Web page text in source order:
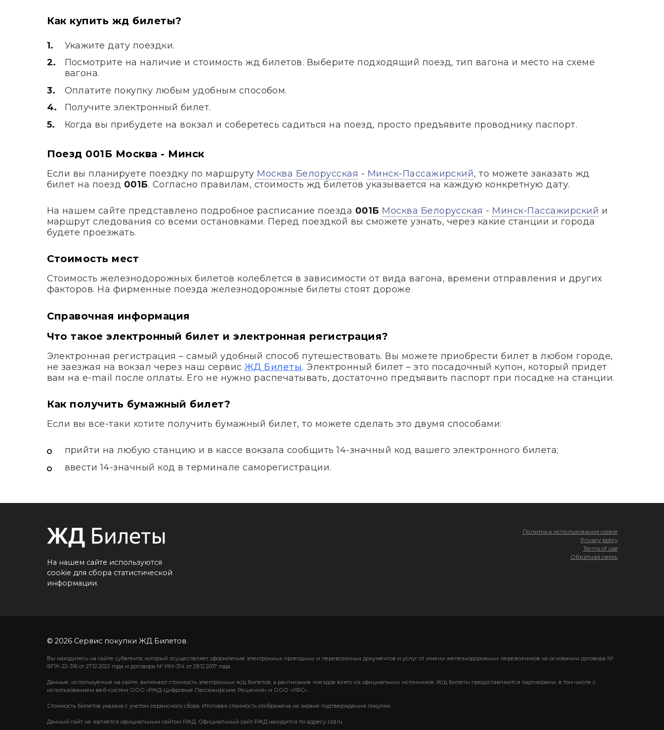
Как купить жд билеты?
Укажите дату поездки.
Посмотрите на наличие и стоимость жд билетов. Выберите подходящий поезд, тип вагона и место на схеме
вагона.
Оплатите покупку любым удобным способом.
Получите электронный билет.
Когда вы прибудете на вокзал и соберетесь садиться на поезд, просто предъявите проводнику паспорт.
Поезд 001Б Москва - Минск
Если вы планируете поездку по маршруту Москва Белорусская - Минск-Пассажирский, то можете заказать жд
билет на поезд 001Б. Согласно правилам, стоимость жд билетов указывается на каждую конкретную дату.
На нашем сайте представлено подробное расписание поезда 001Б Москва Белорусская - Минск-Пассажирский и
маршрут следования со всеми остановками. Перед поездкой вы сможете узнать, через какие станции и города
будете проезжать.
Стоимость мест
Стоимость железнодорожных билетов колеблется в зависимости от вида вагона, времени отправления и других
факторов. На фирменные поезда железнодорожные билеты стоят дороже
Справочная информация
Что такое электронный билет и электронная регистрация?
Электронная регистрация – самый удобный способ путешествовать. Вы можете приобрести билет в любом городе,
не заезжая на вокзал через наш сервис ЖД Билеты. Электронный билет – это посадочный купон, который придет
вам на e-mail после оплаты. Его не нужно распечатывать, достаточно предъявить паспорт при посадке на станции.
Как получить бумажный билет?
Если вы все-таки хотите получить бумажный билет, то можете сделать это двумя способами:
прийти на любую станцию и в кассе вокзала сообщить 14-значный код вашего электронного билета;
ввести 14-значный код в терминале саморегистрации.
На нашем сайте используются
cookie для сбора статистической
информации.
Политика использования cookie
Privacy policy
Terms of use
Обратная связь
© 2026 Сервис покупки ЖД Билетов.
Вы находитесь на сайте субагента, который осуществляет оформление электронных проездных и перевозочных документов и услуг от имени железнодорожных перевозчиков на основании договора №
ФПК-22-316 от 27.12.2022 года и договора № ИМ-314 от 29.12.2017 года.
Данные, используемые на сайте, включают стоимость электронных ж/д билетов, а расписание поездов взято из официальных источников. Ж/д билеты предоставляются партнерами, в том числе с
использованием веб-систем ООО «РЖД-Цифровые Пассажирские Решения» и ООО «УФС».
Стоимость билетов указана с учетом сервисного сбора. Итоговая стоимость отображена на экране подтверждения покупки.
Данный сайт не является официальным сайтом РЖД. Официальный сайт РЖД находится по адресу rzd.ru.